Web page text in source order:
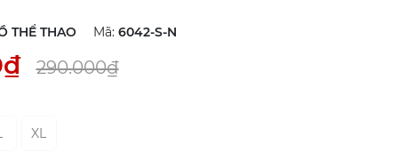
THỂ THAO Mã: 6042-S-N
290.000₫
XL